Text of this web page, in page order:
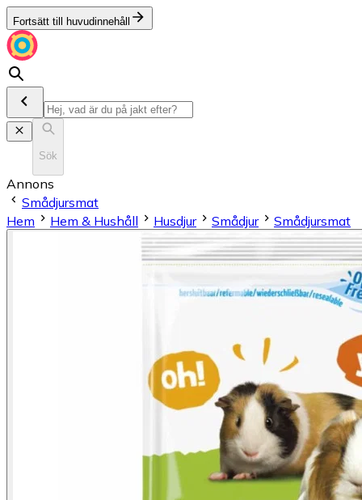
Fortsätt till huvudinnehåll
Sök
Annons
Smådjursmat
Hem
Hem & Hushåll Husdjur Smådjur Smådjursmat